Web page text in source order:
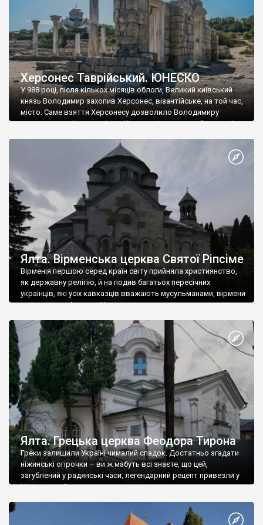
Херсонес Таврійський. ЮНЕСКО
У 988 році, після кількох місяців облоги, Великий київський
князь Володимир захопив Херсонес, візантійське, на той час,
місто. Саме взяття Херсонесу дозволило Володимиру
диктувати свої умови візантійському імператору Василю ІІ, та
Херсонесі Володимир-язичник, став Василем-християнином.
А потім було Хрещення Русі. На честь Херсонесу Таврійського
Ялта. Вірменська церква Святої Ріпсіме
Вірменія першою серед країн світу прийняла християнство,
як державну релігію, й на подив багатьох пересічних
українців, які усіх кавказців вважають мусульманами, вірмени
є відданими вірянами Христа
Ялта. Грецька церква Феодора Тирона
Греки залишили Україні чималий спадок. Достатньо згадати
ніжинські огірочки – ви ж мабуть всі знаєте, що цей,
загублений у радянські часи, легендарний рецепт привезли у
Ніжин греки?